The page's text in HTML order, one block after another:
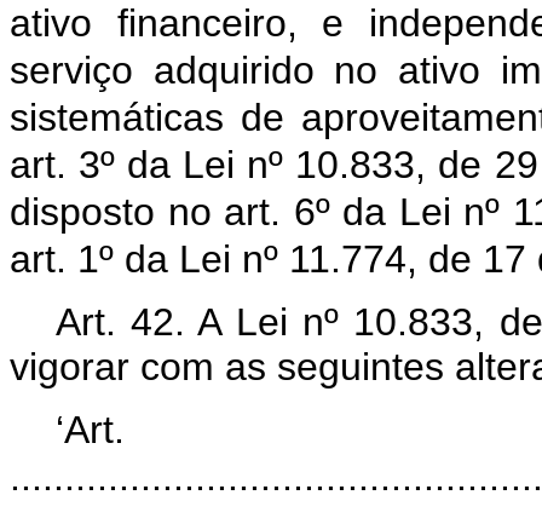
ativo financeiro, e
serviço adquirido no ativo
sistemáticas de
art. 3º da Lei nº 10.833, de
disposto no art. 6º da Lei nº
art. 1º da Lei nº 11.774, de
Art. 42. A Lei nº 10.833,
vigorar com as seguintes